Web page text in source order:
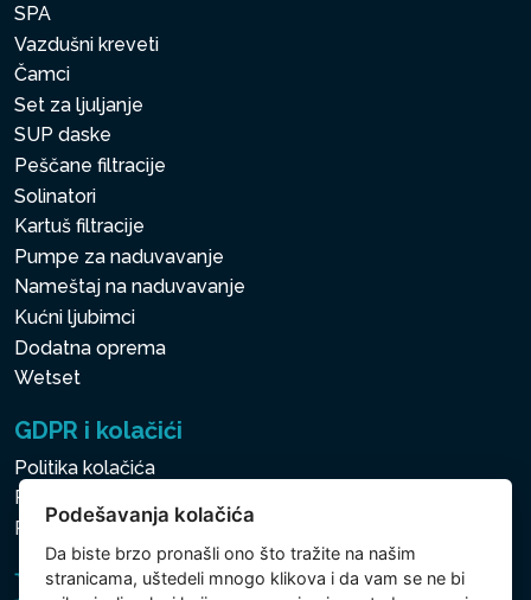
SPA
Vazdušni kreveti
Čamci
Set za ljuljanje
SUP daske
Peščane filtracije
Solinatori
Kartuš filtracije
Pumpe za naduvavanje
Nameštaj na naduvavanje
Kućni ljubimci
Dodatna oprema
Wetset
GDPR i kolačići
Politika kolačića
Politika zaštite ličnih i drugih obrađivanih podataka
Politika kolačića
Podešavanja kolačića
Da biste brzo pronašli ono što tražite na našim
stranicama, uštedeli mnogo klikova i da vam se ne bi